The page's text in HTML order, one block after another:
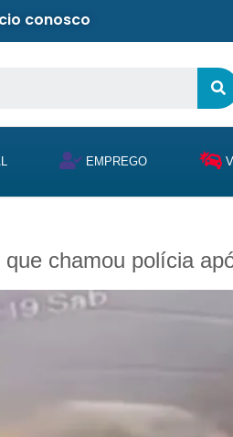
conosco
EMPREGO
que chamou polícia